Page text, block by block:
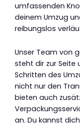
umfassenden
deinem Umzug
reibungslos
Unser Team von
steht dir zur Seite
Schritten des
nicht nur den
bieten auch
an. Du kannst